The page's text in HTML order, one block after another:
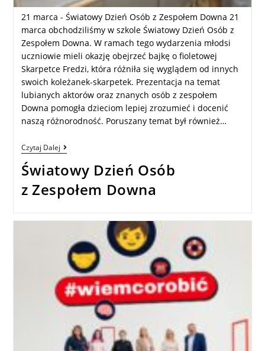
21 marca - Światowy Dzień Osób z Zespołem Downa 21
marca obchodziliśmy w szkole Światowy Dzień Osób z
Zespołem Downa. W ramach tego wydarzenia młodsi
uczniowie mieli okazję obejrzeć bajkę o fioletowej
Skarpetce Fredzi, która różniła się wyglądem od innych
swoich koleżanek-skarpetek. Prezentacja na temat
lubianych aktorów oraz znanych osób z zespołem
Downa pomogła dzieciom lepiej zrozumieć i docenić
naszą różnorodność. Poruszany temat był również…
Czytaj Dalej
Światowy Dzień Osób
z Zespołem Downa